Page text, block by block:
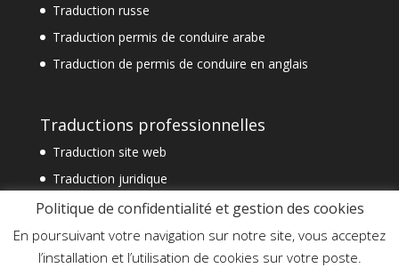
Traduction russe
Traduction permis de conduire arabe
Traduction de permis de conduire en anglais
Traductions professionnelles
Traduction site web
Traduction juridique
Traduction technique
Traduction spécialisée
Traduction financière
Politique de confidentialité et gestion des cookies
En poursuivant votre navigation sur notre site, vous acceptez
l’installation et l’utilisation de cookies sur votre poste.